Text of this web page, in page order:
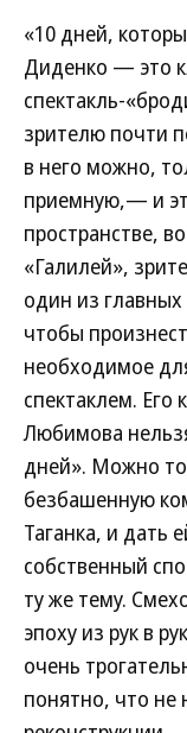
«10 дней,
Диденко — это
спектакль-
зрителю почти
в него можно,
приемную,— и
пространстве,
«Галилей»,
один из
чтобы
необходимое
спектаклем. Его
Любимова
дней». Можно
безбашенную
Таганка, и дать
собственный
ту же тему.
эпоху из рук в
очень
понятно, что не